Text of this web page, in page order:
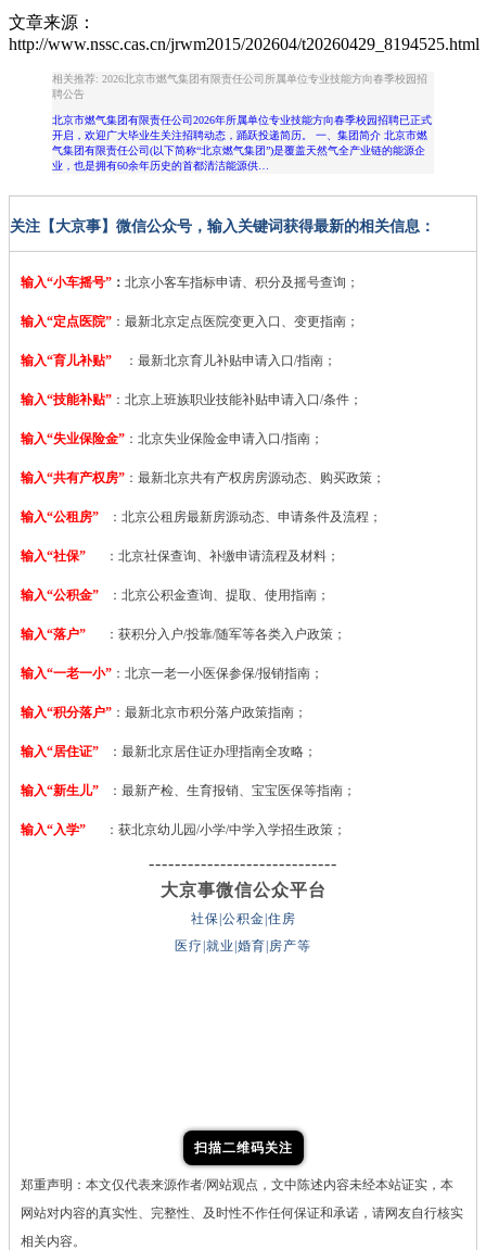
文章来源：
http://www.nssc.cas.cn/jrwm2015/202604/t20260429_8194525.html
相关推荐: 2026北京市燃气集团有限责任公司所属单位专业技能方向春季校园招
聘公告
北京市燃气集团有限责任公司2026年所属单位专业技能方向春季校园招聘已正式
开启，欢迎广大毕业生关注招聘动态，踊跃投递简历。 一、集团简介 北京市燃
气集团有限责任公司(以下简称“北京燃气集团”)是覆盖天然气全产业链的能源企
业，也是拥有60余年历史的首都清洁能源供…
关注【大京事】微信公众号，输入关键词获得最新的相关信息：
输入“小车摇号” ： 北京小客车指标申请、积分及摇号查询；
输入“定点医院” ： 最新北京定点医院变更入口、变更指南；
输入“育儿补贴” ：最新北京育儿补贴申请入口/指南；
输入“技能补贴” ： 北京上班族职业技能补贴申请入口/条件；
输入“失业保险金” ：北京失业保险金申请入口/指南；
输入“共有产权房” ：最新北京共有产权房房源动态、购买政策；
输入“公租房” ：北京公租房最新房源动态、申请条件及流程；
输入“社保” ：北京社保查询、补缴申请流程及材料；
输入“公积金” ：北京公积金查询、提取、使用指南；
输入“落户” ：获积分入户/投靠/随军等各类入户政策；
输入“一老一小” ：北京一老一小医保参保/报销指南；
输入“积分落户” ：最新北京市积分落户政策指南；
输入“居住证” ：最新北京居住证办理指南全攻略；
输入“新生儿” ：最新产检、生育报销、宝宝医保等指南；
输入“入学” ：获北京幼儿园/小学/中学入学招生政策；
-----------------------------
大京事微信公众平台
社保|公积金|住房
医疗|就业|婚育|房产等
扫描二维码关注
郑重声明：本文仅代表来源作者/网站观点，文中陈述内容未经本站证实，本
网站对内容的真实性、完整性、及时性不作任何保证和承诺，请网友自行核实
相关内容。